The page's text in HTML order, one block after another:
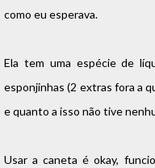
como eu esperava.
Ela tem uma espécie de
esponjinhas (2 extras fora a
e quanto a isso não tive
Usar a caneta é okay,